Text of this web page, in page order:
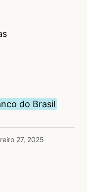
do Brasil
27, 2025